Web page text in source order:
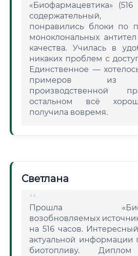
«Биофармацевтика» (516
содержательный,
понравились блоки по
моноклональных
качества. Училась в
никаких проблем с
Единственное —
примеров из
производственной
остальном всё
получила вовремя.
Светлана
Прошла
возобновляемых
на 516 часов.
актуальной информации
биотопливу. Диплом